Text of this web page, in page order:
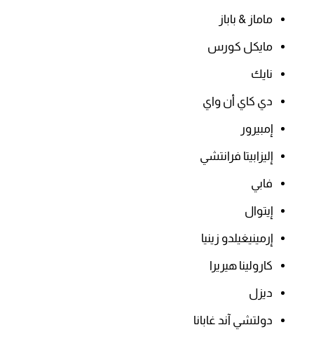
ماماز & باباز
مايكل كورس
نايك
دي كاي أن واي
إمبيرور
إليزابيتا فرانتشي
فابي
إيتوال
إرمينيغيلدو زينيا
كارولينا هيريرا
ديزل
دولتشي آند غابانا